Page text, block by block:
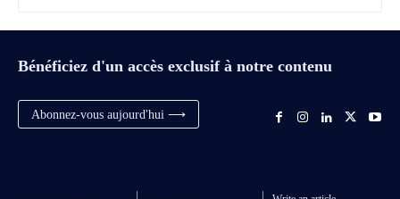
Bénéficiez d'un accès exclusif à notre contenu
Abonnez-vous aujourd'hui ⟶